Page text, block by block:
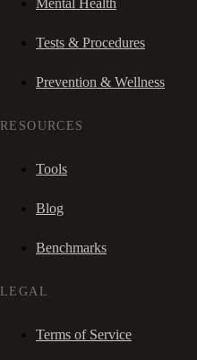
Tests & Procedures
Prevention & Wellness
RESOURCES
Tools
Blog
Benchmarks
LEGAL
Terms of Service